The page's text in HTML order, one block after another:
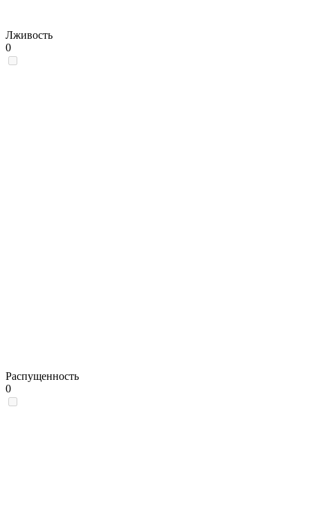
Лживость
0
Распущенность
0